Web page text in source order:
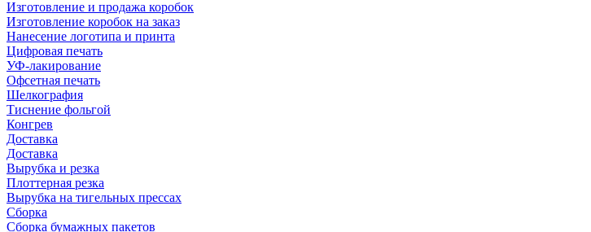
Изготовление и продажа коробок
Изготовление коробок на заказ
Нанесение логотипа и принта
Цифровая печать
УФ-лакирование
Офсетная печать
Шелкография
Тиснение фольгой
Конгрев
Доставка
Доставка
Вырубка и резка
Плоттерная резка
Вырубка на тигельных прессах
Сборка
Сборка бумажных пакетов